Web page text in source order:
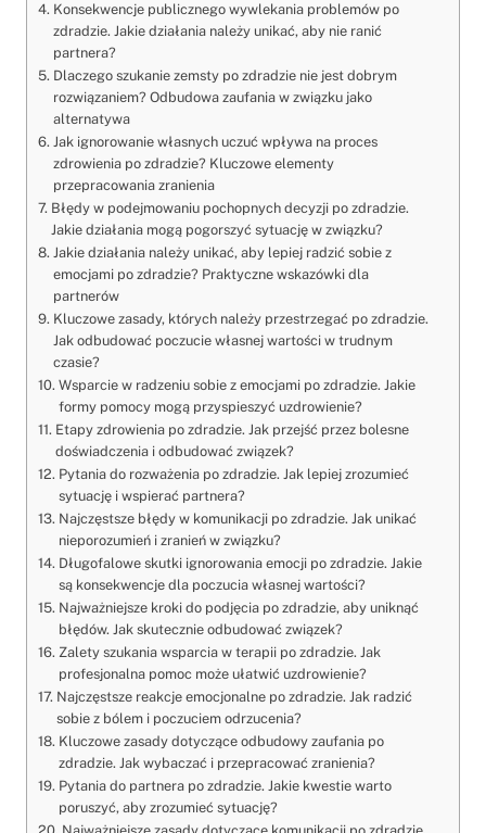
Konsekwencje publicznego wywlekania problemów po
zdradzie. Jakie działania należy unikać, aby nie ranić
partnera?
Dlaczego szukanie zemsty po zdradzie nie jest dobrym
rozwiązaniem? Odbudowa zaufania w związku jako
alternatywa
Jak ignorowanie własnych uczuć wpływa na proces
zdrowienia po zdradzie? Kluczowe elementy
przepracowania zranienia
Błędy w podejmowaniu pochopnych decyzji po zdradzie.
Jakie działania mogą pogorszyć sytuację w związku?
Jakie działania należy unikać, aby lepiej radzić sobie z
emocjami po zdradzie? Praktyczne wskazówki dla
partnerów
Kluczowe zasady, których należy przestrzegać po zdradzie.
Jak odbudować poczucie własnej wartości w trudnym
czasie?
Wsparcie w radzeniu sobie z emocjami po zdradzie. Jakie
formy pomocy mogą przyspieszyć uzdrowienie?
Etapy zdrowienia po zdradzie. Jak przejść przez bolesne
doświadczenia i odbudować związek?
Pytania do rozważenia po zdradzie. Jak lepiej zrozumieć
sytuację i wspierać partnera?
Najczęstsze błędy w komunikacji po zdradzie. Jak unikać
nieporozumień i zranień w związku?
Długofalowe skutki ignorowania emocji po zdradzie. Jakie
są konsekwencje dla poczucia własnej wartości?
Najważniejsze kroki do podjęcia po zdradzie, aby uniknąć
błędów. Jak skutecznie odbudować związek?
Zalety szukania wsparcia w terapii po zdradzie. Jak
profesjonalna pomoc może ułatwić uzdrowienie?
Najczęstsze reakcje emocjonalne po zdradzie. Jak radzić
sobie z bólem i poczuciem odrzucenia?
Kluczowe zasady dotyczące odbudowy zaufania po
zdradzie. Jak wybaczać i przepracować zranienia?
Pytania do partnera po zdradzie. Jakie kwestie warto
poruszyć, aby zrozumieć sytuację?